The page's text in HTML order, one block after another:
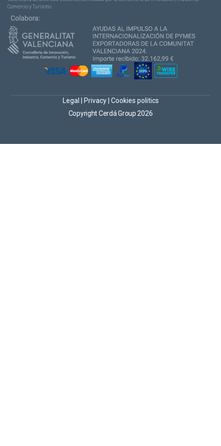
Comercio y Turismo.
Copyright Cerdá Group 2026
Legal Privacy Cookies politics